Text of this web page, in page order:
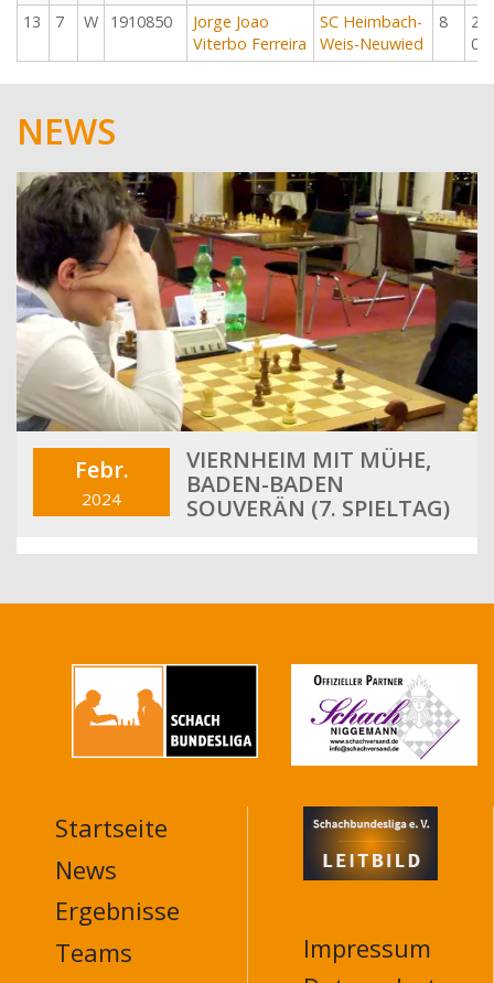
13
7 W 1910850
Jorge Joao
Viterbo Ferreira
SC Heimbach-
Weis-Neuwied
8
NEWS
Febr.
2024
VIERNHEIM MIT MÜHE,
BADEN-BADEN
SOUVERÄN (7. SPIELTAG)
MAIN
NAVIGATION
FOOTER
Startseite
News
Ergebnisse
Teams
Impressum